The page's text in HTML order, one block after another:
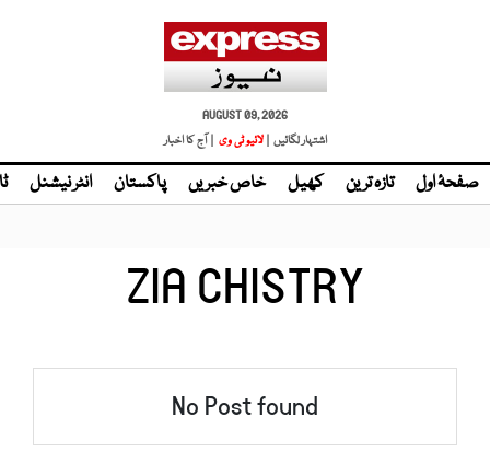
AUGUST 09, 2026
اشتہار لگائیں | لائیو ٹی وی | آج کا اخبار
صفحۂ اول تازہ ترین کھیل خاص خبریں پاکستان انٹر نیشنل
ZIA CHISTRY
No Post found